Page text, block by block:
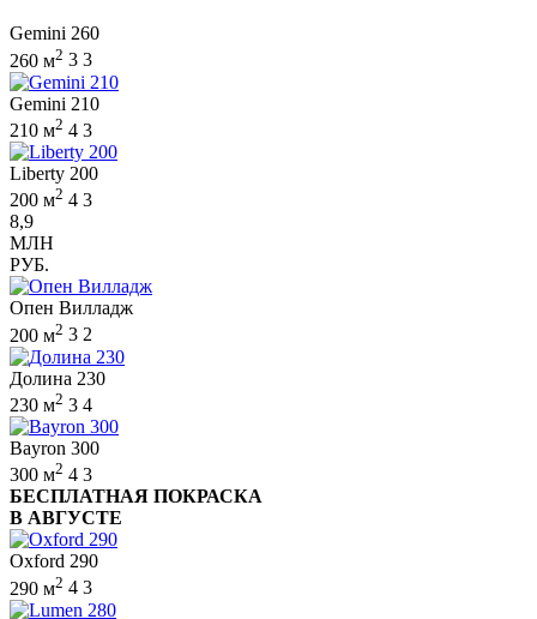
Gemini 260
260 м2 3 3
Gemini 210
210 м2 4 3
Liberty 200
200 м2 4 3
8,9
МЛН
РУБ.
Опен Вилладж
200 м2 3 2
Долина 230
230 м2 3 4
Bayron 300
300 м2 4 3
БЕСПЛАТНАЯ ПОКРАСКА
В АВГУСТЕ
Oxford 290
290 м2 4 3